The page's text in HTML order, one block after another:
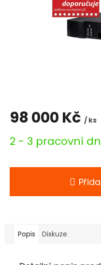
98 000 Kč / ks
cena:
2 - 3 pracovní
Popis Diskuze